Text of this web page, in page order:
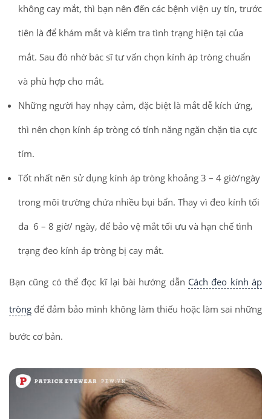
không cay mắt, thì bạn nên đến các bệnh viện uy tín, trước
tiên là để khám mắt và kiểm tra tình trạng hiện tại của
mắt. Sau đó nhờ bác sĩ tư vấn chọn kính áp tròng chuẩn
và phù hợp cho mắt.
Những người hay nhạy cảm, đặc biệt là mắt dễ kích ứng,
thì nên chọn kính áp tròng có tính năng ngăn chặn tia cực
tím.
Tốt nhất nên sử dụng kính áp tròng khoảng 3 – 4 giờ/ngày
trong môi trường chứa nhiều bụi bẩn. Thay vì đeo kính tối
đa 6 – 8 giờ/ ngày, để bảo vệ mắt tối ưu và hạn chế tình
trạng đeo kính áp tròng bị cay mắt.
Bạn cũng có thể đọc kĩ lại bài hướng dẫn Cách đeo kính áp
tròng để đảm bảo mình không làm thiếu hoặc làm sai những
bước cơ bản.